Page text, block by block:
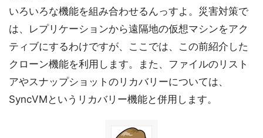
いろいろな機能を組み合わせるんっすよ。災害対策で
は、レプリケーションから遠隔地の仮想マシンをアク
ティブにするわけですが、ここでは、この前紹介した
クローン機能を利用します。また、ファイルのリスト
アやスナップショットのリカバリーについては、
SyncVMというリカバリー機能と併用します。